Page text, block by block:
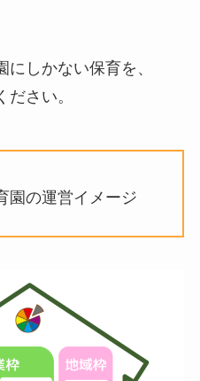
しかない保育を、
ださい。
園の運営イメージ